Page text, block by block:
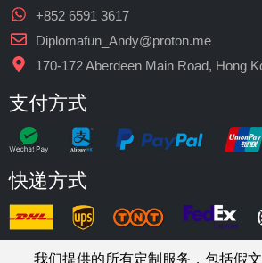
+852 6591 3617
Diplomafun_Andy@proton.me
170-172 Aberdeen Main Road, Hong
支付方式
快递方式
我们提供的所有定制服务，包括假